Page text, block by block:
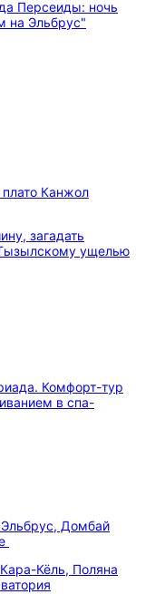
Канжол
загадать
ущелью
Домбай
Кёль, Поляна